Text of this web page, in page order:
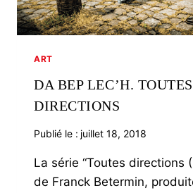
ART
DA BEP LEC’H. TOUTES
DIRECTIONS
Publié le : juillet 18, 2018
La série “Toutes directions
de Franck Betermin,